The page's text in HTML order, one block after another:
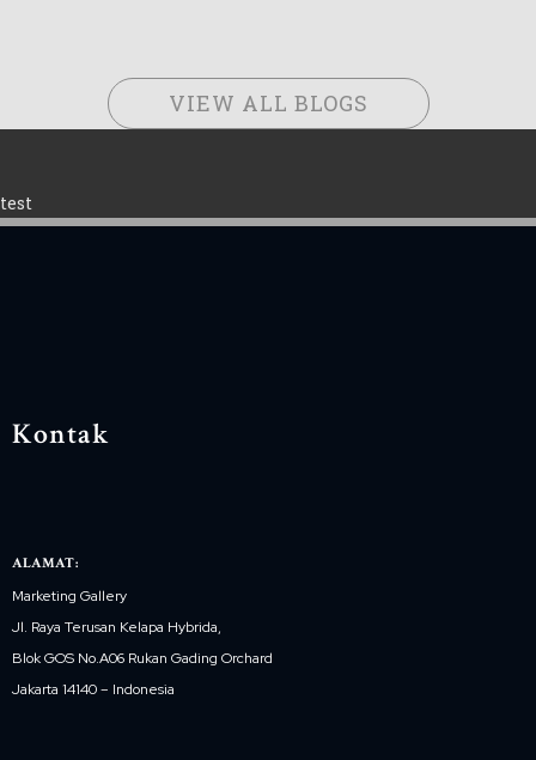
VIEW ALL BLOGS
test
Kontak
ALAMAT:
Marketing Gallery
Jl. Raya Terusan Kelapa Hybrida,
Blok GOS No.A06 Rukan Gading Orchard
Jakarta 14140 – Indonesia